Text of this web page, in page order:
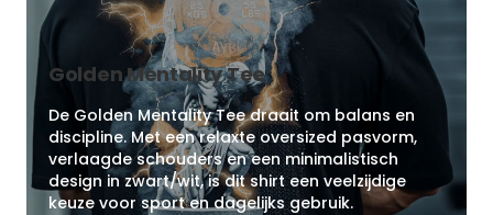
Golden Mentality Tee
De Golden Mentality Tee draait om balans en
discipline. Met een relaxte oversized pasvorm,
verlaagde schouders en een minimalistisch
design in zwart/wit, is dit shirt een veelzijdige
keuze voor sport en dagelijks gebruik.